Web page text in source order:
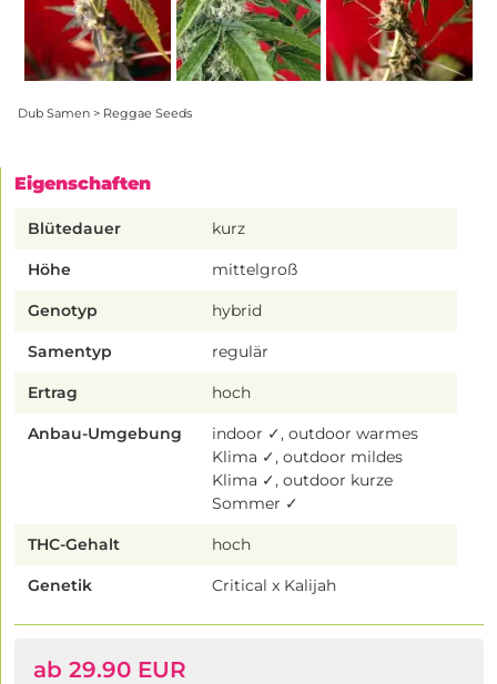
Dub Samen > Reggae Seeds
Eigenschaften
Blütedauer kurz
Höhe mittelgroß
Genotyp hybrid
Samentyp regulär
Ertrag hoch
Anbau-Umgebung
indoor ✓, outdoor warmes
Klima ✓, outdoor mildes
Klima ✓, outdoor kurze
Sommer ✓
THC-Gehalt hoch
Genetik Critical x Kalijah
ab 29.90 EUR